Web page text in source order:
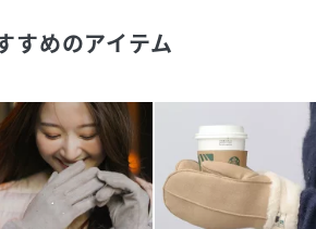
本体: 毛70%、 ナイロン20%、 カシミヤ10%、
ONE SIZE
19-00 NA5251
すめのアイテム